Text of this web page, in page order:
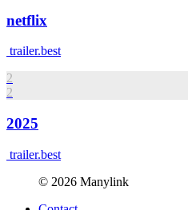
netflix
trailer.best
2
2
2025
trailer.best
© 2026 Manylink